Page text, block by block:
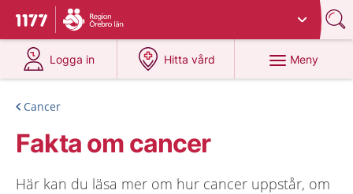
Till startsidan för 1177
Du har valt region
Logga in
på 1177.se
Hitta vård
på 1177.se
Meny
Cancer
Fakta om cancer
Här kan du läsa mer om hur cancer uppstår, om